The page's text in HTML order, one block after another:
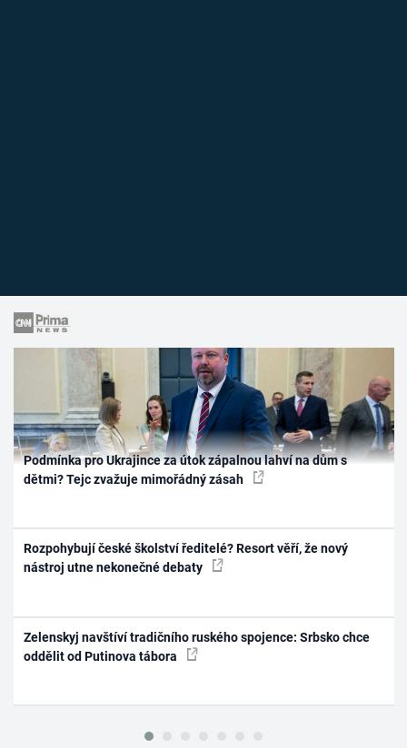
Podmínka pro Ukrajince za útok zápalnou lahví na dům s
dětmi? Tejc zvažuje mimořádný zásah
Rozpohybují české školství ředitelé? Resort věří, že nový
nástroj utne nekonečné debaty
Zelenskyj navštíví tradičního ruského spojence: Srbsko chce
oddělit od Putinova tábora